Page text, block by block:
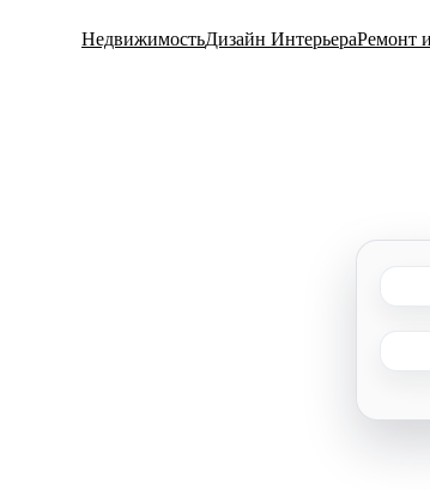
НедвижимостьДизайн ИнтерьераРемонт